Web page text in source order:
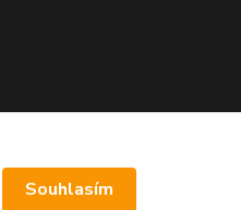
Souhlasím